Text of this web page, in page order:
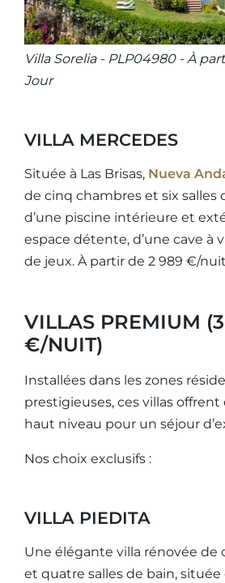
Villa Sorelia - PLP04980 - À
Jour
VILLA MERCEDES
Située à Las Brisas, Nueva
de cinq chambres et six salles
d’une piscine intérieure et
espace détente, d’une cave à
de jeux. À partir de 2 989 €/
VILLAS PREMIUM
€/NUIT)
Installées dans les zones
prestigieuses, ces villas offrent
haut niveau pour un séjour
Nos choix exclusifs :
VILLA PIEDITA
Une élégante villa rénovée de
et quatre salles de bain, située